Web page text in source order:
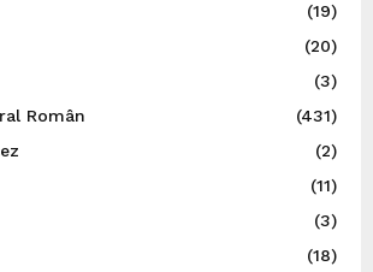
(19)
(20)
(3)
Român
(431)
(2)
(11)
(3)
(18)